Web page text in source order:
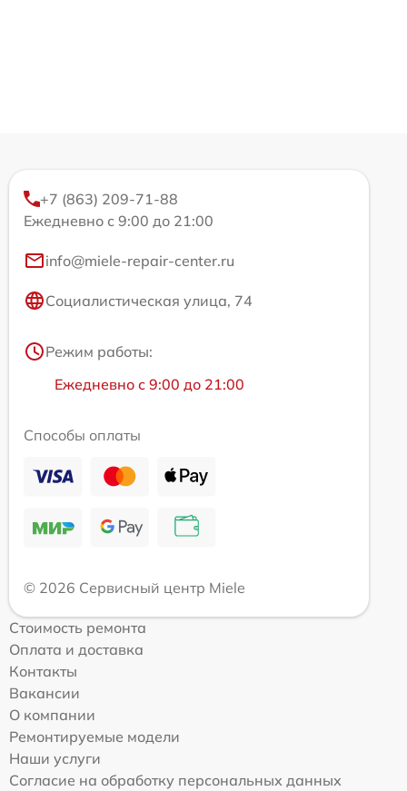
+7 (863) 209-71-88
Ежедневно с 9:00 до 21:00
info@miele-repair-center.ru
Социалистическая улица, 74
Режим работы:
Ежедневно с 9:00 до 21:00
Способы оплаты
© 2026 Сервисный центр Miele
Стоимость ремонта
Оплата и доставка
Контакты
Вакансии
О компании
Ремонтируемые модели
Наши услуги
Согласие на обработку персональных данных